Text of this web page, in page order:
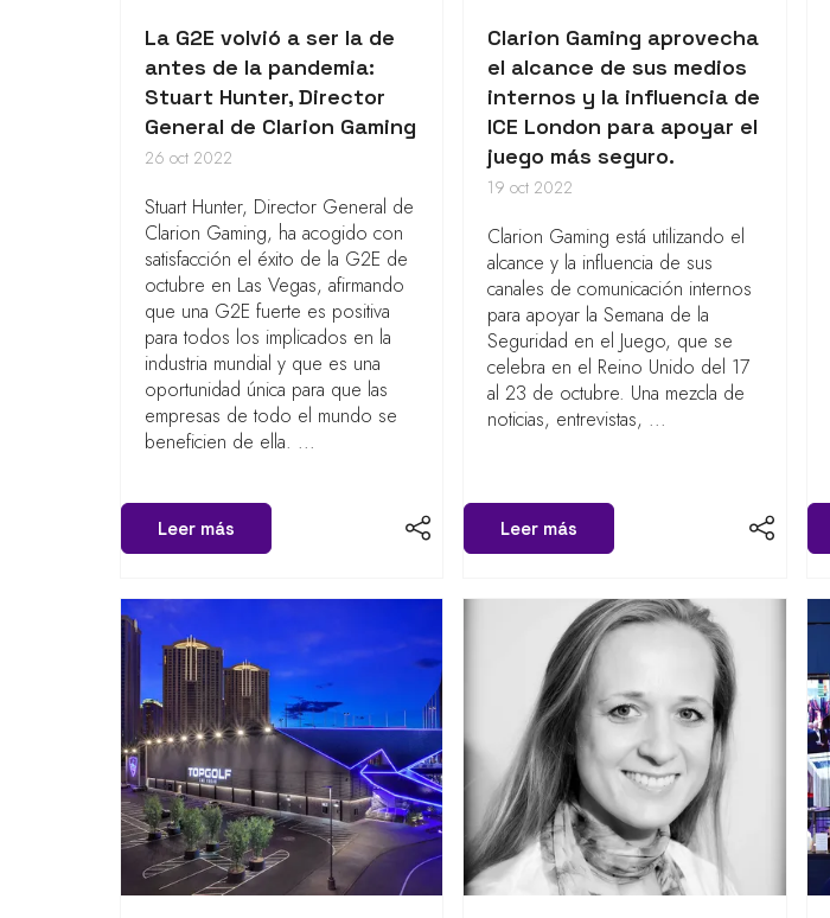
La G2E volvió a ser la de
antes de la pandemia:
Stuart Hunter, Director
General de Clarion Gaming
26 oct 2022
Stuart Hunter, Director General de
Clarion Gaming, ha acogido con
satisfacción el éxito de la G2E de
octubre en Las Vegas, afirmando
que una G2E fuerte es positiva
para todos los implicados en la
industria mundial y que es una
oportunidad única para que las
empresas de todo el mundo se
beneficien de ella. ...
Leer más
Clarion Gaming aprovecha
el alcance de sus medios
internos y la influencia de
ICE London para apoyar el
juego más seguro.
19 oct 2022
Clarion Gaming está utilizando el
alcance y la influencia de sus
canales de comunicación internos
para apoyar la Semana de la
Seguridad en el Juego, que se
celebra en el Reino Unido del 17
al 23 de octubre. Una mezcla de
noticias, entrevistas, ...
Leer más